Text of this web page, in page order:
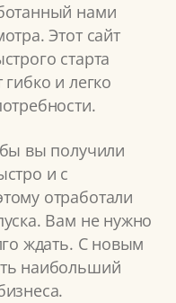
нами
Этот сайт
старта
и легко
вы получили
и с
отработали
Вам не нужно
ждать. С новым
наибольший